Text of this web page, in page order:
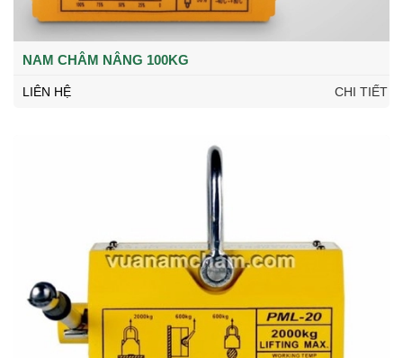
NAM CHÂM NÂNG 100KG
LIÊN HỆ CHI TIẾT